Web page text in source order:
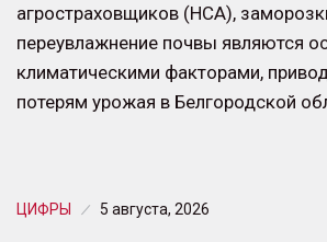
агростраховщиков (НСА),
переувлажнение почвы являются
климатическими факторами,
потерям урожая в Белгородской
ЦИФРЫ 5 августа, 2026